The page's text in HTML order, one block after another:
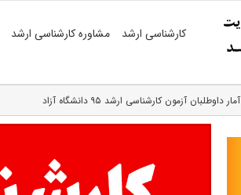
کارشناسی ارشد مشاوره کارشناسی ارشد
آمار داوطلبان آزمون کارشناسی ارشد ۹۵ دانشگاه آزاد